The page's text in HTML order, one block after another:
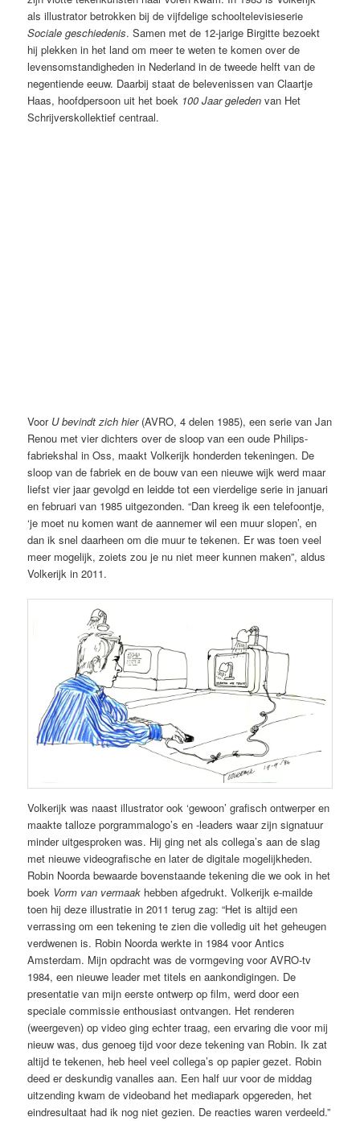
als illustrator betrokken bij de vijfdelige schooltelevisieserie
Sociale geschiedenis. Samen met de 12-jarige Birgitte bezoekt
hij plekken in het land om meer te weten te komen over de
levensomstandigheden in Nederland in de tweede helft van de
negentiende eeuw. Daarbij staat de belevenissen van Claartje
Haas, hoofdpersoon uit het boek 100 Jaar geleden van Het
Schrijverskollektief centraal.
Voor U bevindt zich hier(AVRO, 4 delen 1985), een serie van Jan
Renou met vier dichters over de sloop van een oude Philips-
fabriekshal in Oss, maakt Volkerijk honderden tekeningen. De
sloop van de fabriek en de bouw van een nieuwe wijk werd maar
liefst vier jaar gevolgd en leidde tot een vierdelige serie in januari
en februari van 1985 uitgezonden. “Dan kreeg ik een telefoontje,
‘je moet nu komen want de aannemer wil een muur slopen’, en
dan ik snel daarheen om die muur te tekenen. Er was toen veel
meer mogelijk, zoiets zou je nu niet meer kunnen maken”, aldus
Volkerijk in 2011.
Volkerijk was naast illustrator ook ‘gewoon’ grafisch ontwerper en
maakte talloze porgrammalogo’s en -leaders waar zijn signatuur
minder uitgesproken was. Hij ging net als collega’s aan de slag
met nieuwe videografische en later de digitale mogelijkheden.
Robin Noorda bewaarde bovenstaande tekening die we ook in het
boek Vorm van vermaak hebben afgedrukt. Volkerijk e-mailde
toen hij deze illustratie in 2011 terug zag: “Het is altijd een
verrassing om een tekening te zien die volledig uit het geheugen
verdwenen is. Robin Noorda werkte in 1984 voor Antics
Amsterdam. Mijn opdracht was de vormgeving voor AVRO-tv
1984, een nieuwe leader met titels en aankondigingen. De
presentatie van mijn eerste ontwerp op film, werd door een
speciale commissie enthousiast ontvangen. Het renderen
(weergeven) op video ging echter traag, een ervaring die voor mij
nieuw was, dus genoeg tijd voor deze tekening van Robin. Ik zat
altijd te tekenen, heb heel veel collega’s op papier gezet. Robin
deed er deskundig vanalles aan. Een half uur voor de middag
uitzending kwam de videoband het mediapark opgereden, het
eindresultaat had ik nog niet gezien. De reacties waren verdeeld.”